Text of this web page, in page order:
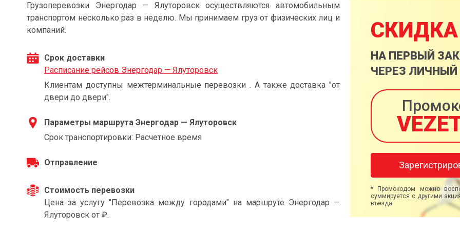
Грузоперевозки Энергодар — Ялуторовск осуществляются автомобильным
транспортом несколько раз в неделю. Мы принимаем груз от физических лиц и
компаний.
Срок доставки
Расписание рейсов Энергодар — Ялуторовск
Клиентам доступны межтерминальные перевозки . А также доставка "от
двери до двери".
Параметры маршрута Энергодар — Ялуторовск
Срок транспортировки: Расчетное время
Отправление
Стоимость перевозки
Цена за услугу "Перевозка между городами" на маршруте Энергодар —
Ялуторовск от ₽.
СКИДКА
НА ПЕРВЫЙ
ЧЕРЕЗ ЛИЧНЫЙ
* Промокодом можно
суммируется с другими
въезда.